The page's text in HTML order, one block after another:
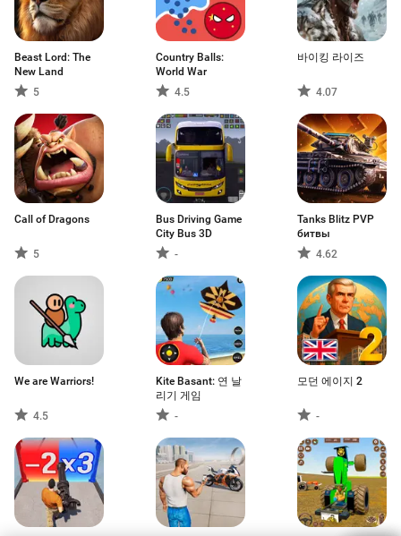
Beast Lord: The
New Land
5
Country Balls:
World War
4.5
바이킹 라이즈
4.07
Call of Dragons
5
Bus Driving Game
City Bus 3D
-
Tanks Blitz PVP
битвы
4.62
We are Warriors!
4.5
Kite Basant: 연 날
리기 게임
-
모던 에이지 2
-